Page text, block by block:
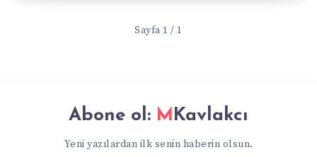
Sayfa 1 / 1
Abone ol: MKavlakcı
Yeni yazılardan ilk senin haberin olsun.